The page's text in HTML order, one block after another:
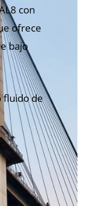
con
ofrece
bajo
fluido de